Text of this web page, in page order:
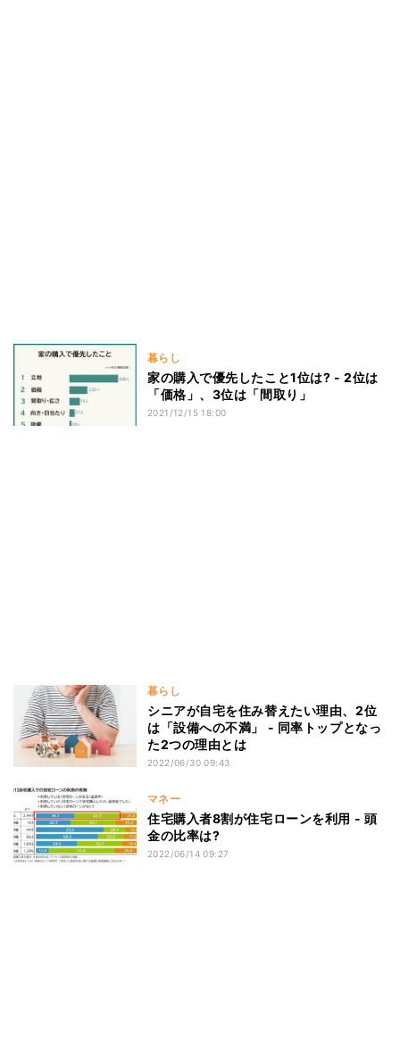
暮らし
家の購入で優先したこと1位は? - 2位は
「価格」、3位は「間取り」
2021/12/15 18:00
暮らし
シニアが自宅を住み替えたい理由、2位
は「設備への不満」 - 同率トップとなっ
た2つの理由とは
2022/06/30 09:43
マネー
住宅購入者8割が住宅ローンを利用 - 頭
金の比率は?
2022/06/14 09:27